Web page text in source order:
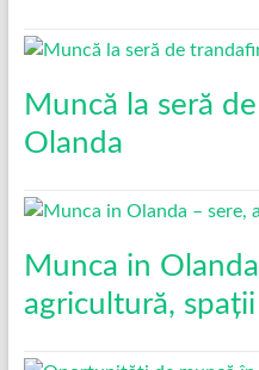
Muncă la seră
Olanda
Munca in
agricultură,